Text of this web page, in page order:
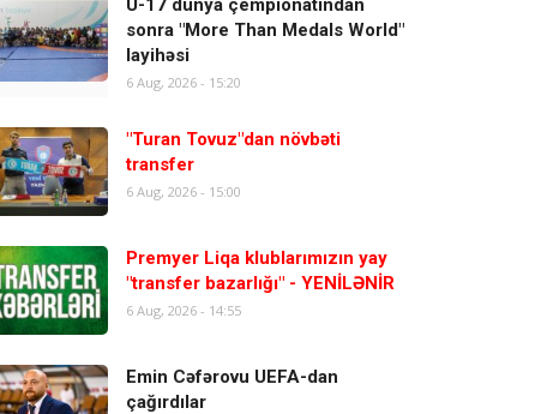
sonra "More Than Medals World"
layihəsi
6 Aug, 2026 - 15:20
"Turan Tovuz"dan növbəti
transfer
6 Aug, 2026 - 15:00
Premyer Liqa klublarımızın yay
"transfer bazarlığı" - YENİLƏNİR
6 Aug, 2026 - 14:55
Emin Cəfərovu UEFA-dan
çağırdılar